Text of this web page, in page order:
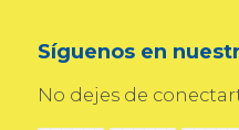
Síguenos en
No dejes de